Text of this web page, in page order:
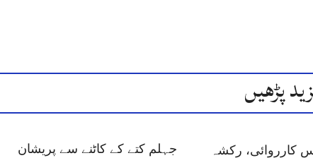
پڑھیں
کارروائی، رکشہ
جہلم کتے کے کاٹنے سے پریشان